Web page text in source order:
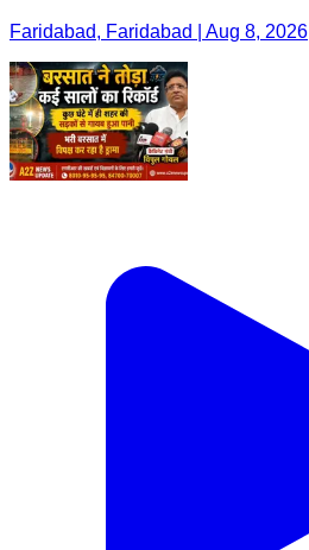
Faridabad, Faridabad | Aug 8, 2026